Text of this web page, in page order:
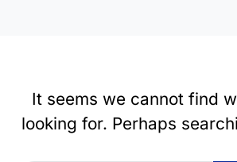
It seems we cannot find
looking for. Perhaps